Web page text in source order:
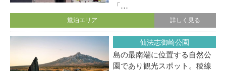
「…
鴛泊エリア 詳しく見る
仙法志御崎公園
島の最南端に位置する自然公
園であり観光スポット。稜線